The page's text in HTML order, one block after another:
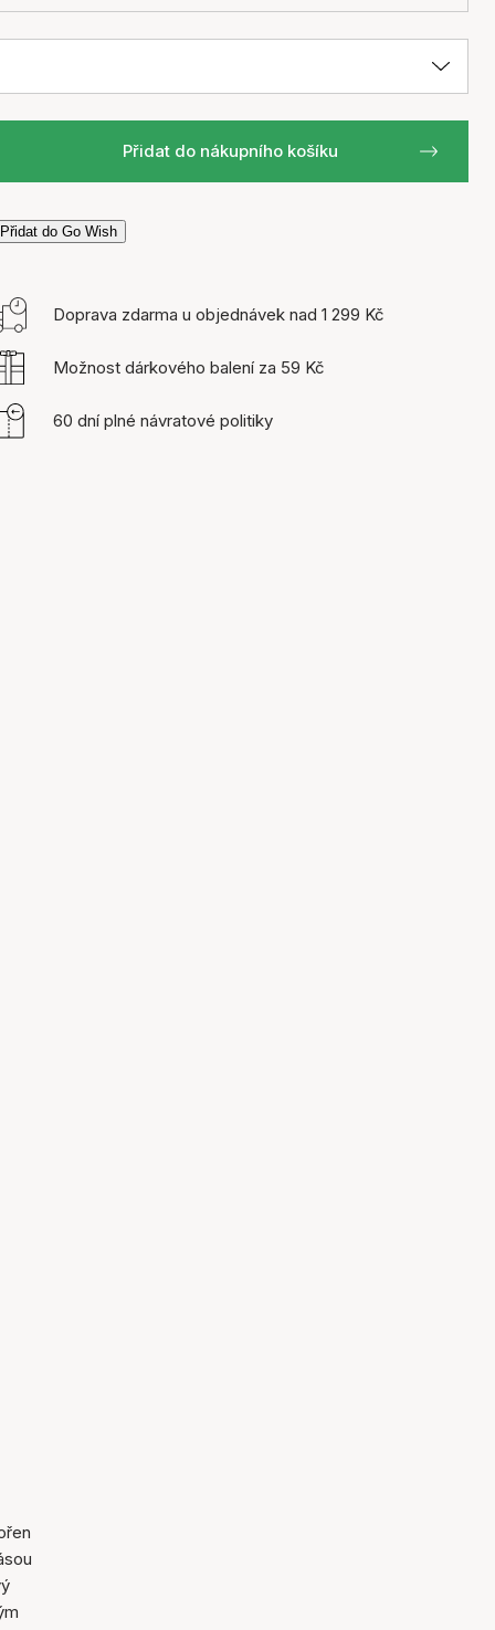
Přidat do nákupního košíku
Přidat do Go Wish
Doprava zdarma u objednávek nad 1 299 Kč
Možnost dárkového balení za 59 Kč
60 dní plné návratové politiky